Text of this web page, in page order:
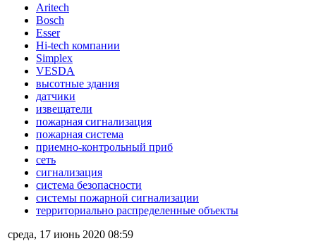
Aritech
Bosch
Esser
Hi-tech компании
Simplex
VESDA
высотные здания
датчики
извещатели
пожарная сигнализация
пожарная система
приемно-контрольный приб
сеть
сигнализация
система безопасности
системы пожарной сигнализации
территориально распределенные объекты
среда, 17 июнь 2020 08:59